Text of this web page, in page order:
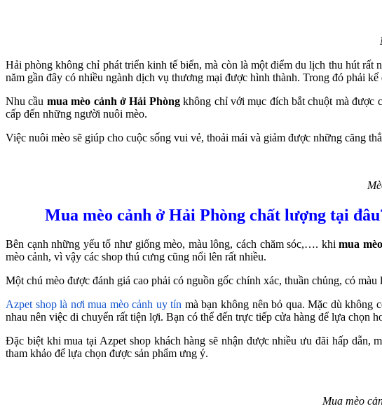
Hải phòng không chỉ phát triển kinh tế biển, mà còn là một điểm du lịch thu hút
năm gần đây có nhiều ngành dịch vụ thương mại được hình thành. Trong đó phải
Nhu cầu mua mèo cảnh ở Hải Phòngkhông chỉ với mục đích bắt chuột mà được
cấp đến những người nuôi mèo.
Việc nuôi mèo sẽ giúp cho cuộc sống vui vẻ, thoải mái và giảm được những căng
Mua mèo cảnh ở Hải Phòng chất lượng tại
Bên cạnh những yếu tố như giống mèo, màu lông, cách chăm sóc,…. khimua
mèo cảnh, vì vậy các shop thú cưng cũng nổi lên rất nhiều.
Một chú mèo được đánh giá cao phải có nguồn gốc chính xác, thuần chủng, có
Azpet shop là nơi mua mèo cảnh uy tín mà bạn không nên bỏ qua. Mặc dù không
nhau nên việc di chuyển rất tiện lợi. Bạn có thể đến trực tiếp cửa hàng để lựa chọn
Đặc biệt khi mua tại Azpet shop khách hàng sẽ nhận được nhiều ưu đãi hấp
tham khảo để lựa chọn được sản phẩm ưng ý.
Mua mèo